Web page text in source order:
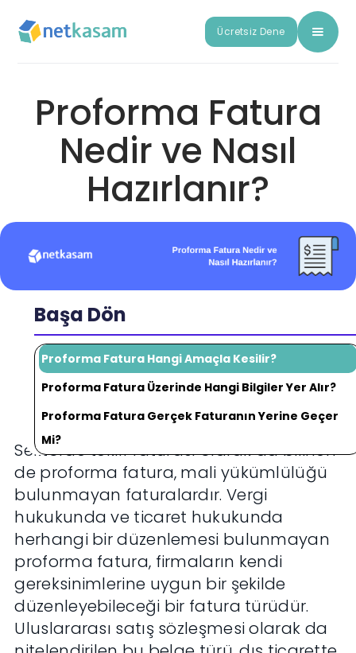
Ücretsiz Dene
Proforma Fatura
Nedir ve Nasıl
Hazırlanır?
Başa Dön
Proforma Fatura Hangi Amaçla Kesilir?
Proforma Fatura Üzerinde Hangi Bilgiler Yer Alır?
Proforma Fatura Gerçek Faturanın Yerine Geçer
Mi?
Sektörde teklif faturası olarak da bilinen
de proforma fatura, mali yükümlülüğü
bulunmayan faturalardır. Vergi
hukukunda ve ticaret hukukunda
herhangi bir düzenlemesi bulunmayan
proforma fatura, firmaların kendi
gereksinimlerine uygun bir şekilde
düzenleyebileceği bir fatura türüdür.
Uluslararası satış sözleşmesi olarak da